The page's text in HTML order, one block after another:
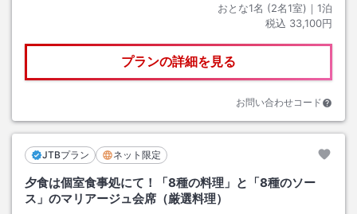
おとな1名 (2名1室)｜ 1泊
税込 33,100円
プランの詳細を見る
お問い合わせコード
JTBプラン ネット限定
夕食は個室食事処にて！「8種の料理」と「8種のソー
ス」のマリアージュ会席（厳選料理）